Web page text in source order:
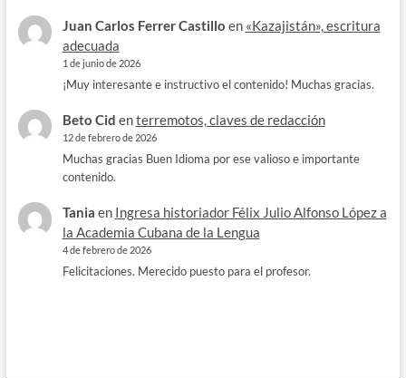
Juan Carlos Ferrer Castillo en «Kazajistán», escritura
adecuada
1 de junio de 2026
¡Muy interesante e instructivo el contenido! Muchas gracias.
Beto Cid enterremotos, claves de redacción
12 de febrero de 2026
Muchas gracias Buen Idioma por ese valioso e importante
contenido.
Tania en Ingresa historiador Félix Julio Alfonso López a
la Academia Cubana de la Lengua
4 de febrero de 2026
Felicitaciones. Merecido puesto para el profesor.